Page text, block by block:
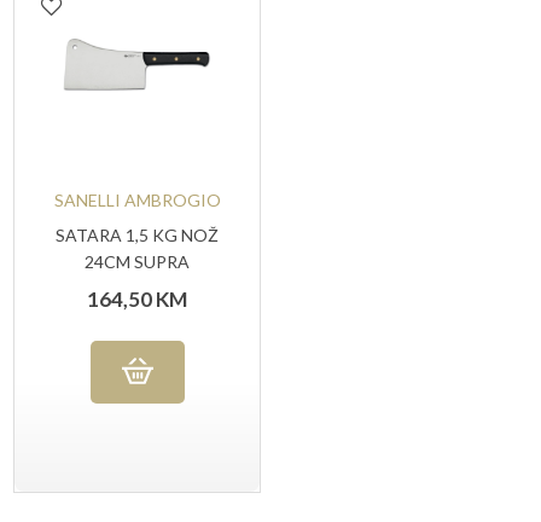
SANELLI AMBROGIO
SATARA 1,5 KG NOŽ
24CM SUPRA
164,50KM